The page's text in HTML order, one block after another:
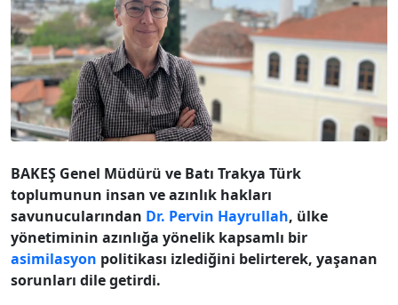
BAKEŞ Genel Müdürü ve Batı Trakya Türk
toplumunun insan ve azınlık hakları
savunucularından Dr. Pervin Hayrullah, ülke
yönetiminin azınlığa yönelik kapsamlı bir
asimilasyon politikası izlediğini belirterek, yaşanan
sorunları dile getirdi.